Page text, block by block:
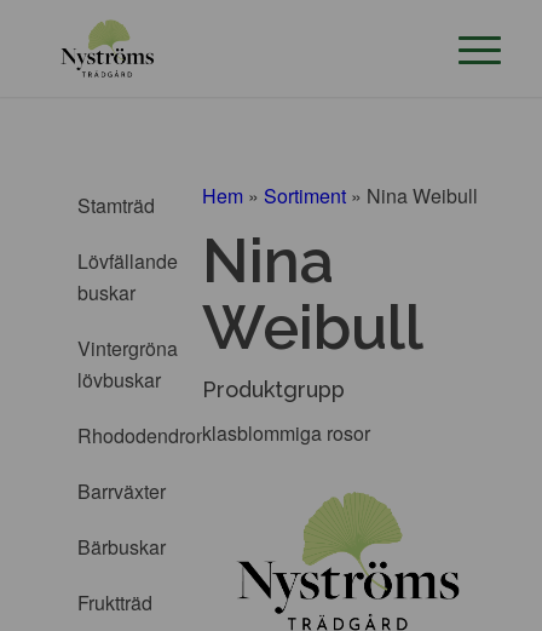
Stamträd
Lövfällande
buskar
Vintergröna
lövbuskar
Rhododendron
Barrväxter
Bärbuskar
Fruktträd
Hem » Sortiment » Nina Weibull
Nina
Weibull
Produktgrupp
klasblommiga rosor